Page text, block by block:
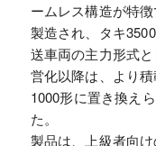
ームレス構造が特
製造され、タキ
送車両の主力形式
営化以降は、より
1000形に置き換え
た。
製品は、上級者向